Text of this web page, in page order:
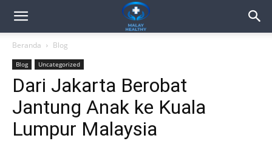
Beranda Blog
Blog Uncategorized
Dari Jakarta Berobat
Jantung Anak ke Kuala
Lumpur Malaysia